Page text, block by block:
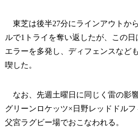
東芝は後半27分にラインアウトか
ルで1トライを奪い返したが、この
エラーを多発し、ディフェンスなど
喫した。
なお、先週土曜日に同じく雷の影
グリーンロケッツ×日野レッドドル
父宮ラグビー場でおこなわれる。